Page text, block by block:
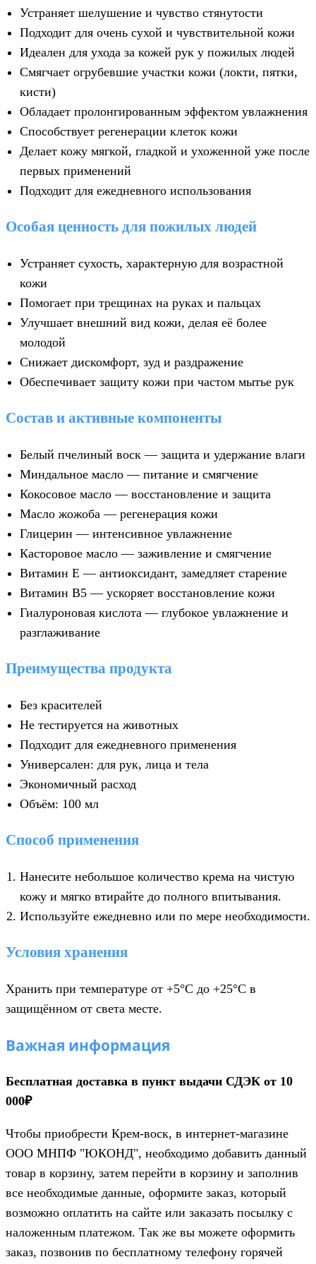
Устраняет шелушение и чувство стянутости
Подходит для очень сухой и чувствительной кожи
Идеален для ухода за кожей рук у пожилых людей
Смягчает огрубевшие участки кожи (локти, пятки,
кисти)
Обладает пролонгированным эффектом увлажнения
Способствует регенерации клеток кожи
Делает кожу мягкой, гладкой и ухоженной уже после
первых применений
Подходит для ежедневного использования
Особая ценность для пожилых людей
Устраняет сухость, характерную для возрастной
кожи
Помогает при трещинах на руках и пальцах
Улучшает внешний вид кожи, делая её более
молодой
Снижает дискомфорт, зуд и раздражение
Обеспечивает защиту кожи при частом мытье рук
Состав и активные компоненты
Белый пчелиный воск — защита и удержание влаги
Миндальное масло — питание и смягчение
Кокосовое масло — восстановление и защита
Масло жожоба — регенерация кожи
Глицерин — интенсивное увлажнение
Касторовое масло — заживление и смягчение
Витамин Е — антиоксидант, замедляет старение
Витамин В5 — ускоряет восстановление кожи
Гиалуроновая кислота — глубокое увлажнение и
разглаживание
Преимущества продукта
Без красителей
Не тестируется на животных
Подходит для ежедневного применения
Универсален: для рук, лица и тела
Экономичный расход
Объём: 100 мл
Способ применения
Нанесите небольшое количество крема на чистую
кожу и мягко втирайте до полного впитывания.
Используйте ежедневно или по мере необходимости.
Условия хранения
Хранить при температуре от +5°C до +25°C в
защищённом от света месте.
Важная информация
Бесплатная доставка в пункт выдачи СДЭК от 10
000₽
Чтобы приобрести Крем-воск, в интернет-магазине
ООО МНПФ "ЮКОНД", необходимо добавить данный
товар в корзину, затем перейти в корзину и заполнив
все необходимые данные, оформите заказ, который
возможно оплатить на сайте или заказать посылку с
наложенным платежом. Так же вы можете оформить
заказ, позвонив по бесплатному телефону горячей